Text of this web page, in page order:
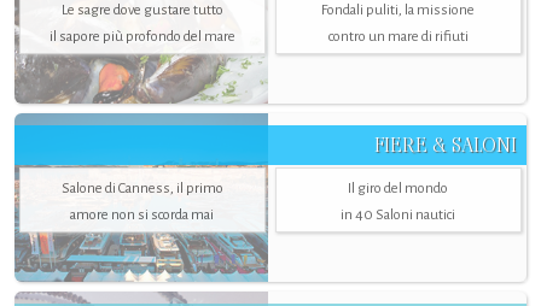
Le sagre dove gustare tutto
il sapore più profondo del mare
Fondali puliti, la missione
contro un mare di rifiuti
FIERE & SALONI
Salone di Canness, il primo
amore non si scorda mai
Il giro del mondo
in 40 Saloni nautici